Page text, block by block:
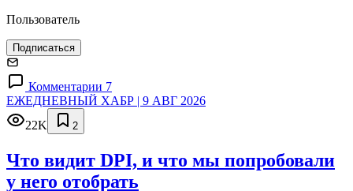
Пользователь
Подписаться
Комментарии 7
ЕЖЕДНЕВНЫЙ ХАБР | 9 АВГ 2026
22K
2
Что видит DPI, и что мы попробовали
у него отобрать